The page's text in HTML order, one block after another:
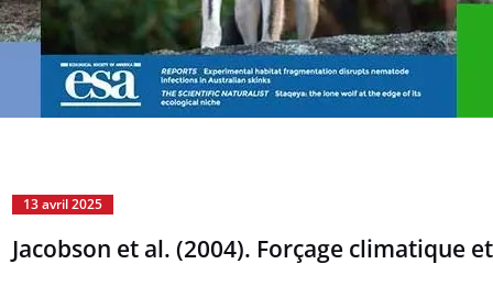
13 avril 2025
Jacobson et al. (2004). Forçage climatique